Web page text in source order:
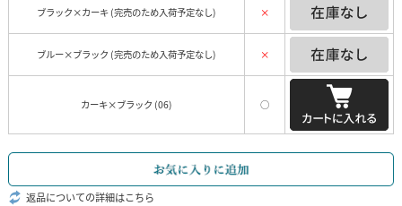
ブラック×カーキ (完売のため入荷予定なし) ×
ブルー×ブラック (完売のため入荷予定なし) ×
カーキ×ブラック (06) ○
返品についての詳細はこちら